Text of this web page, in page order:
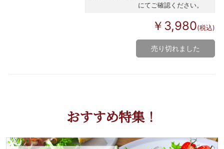
にてご確認ください。
￥3,980(税込)
売り切れました
おすすめ特集！